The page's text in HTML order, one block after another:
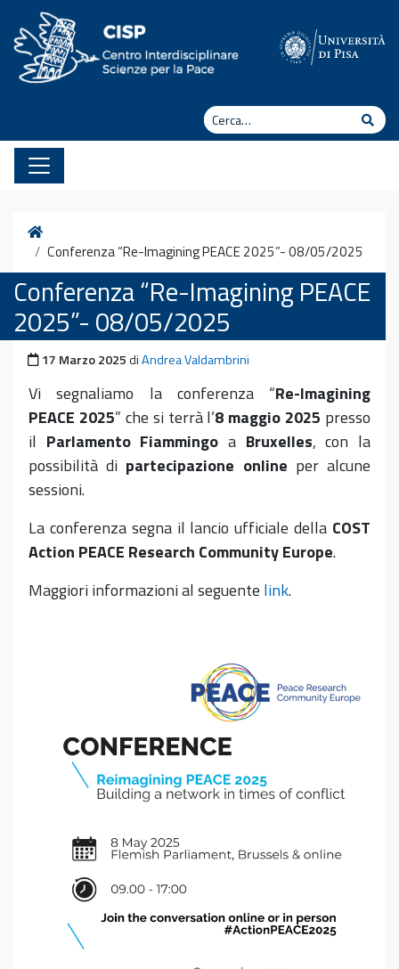
Vai al contenuto
Cerca
Home
Conferenza “Re-Imagining PEACE 2025”- 08/05/2025
Conferenza “Re-Imagining PEACE
2025”- 08/05/2025
Pubblicato il
17 Marzo 2025diAndrea Valdambrini
Vi segnaliamo la conferenza “Re-Imagining
PEACE 2025” che si terrà l’8 maggio 2025 presso
il Parlamento Fiammingo a Bruxelles, con la
possibilità di partecipazione online per alcune
sessioni.
La conferenza segna il lancio ufficiale della COST
Action PEACE Research Community Europe.
Maggiori informazioni al seguente link.